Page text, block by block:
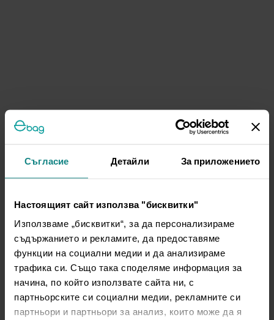
Съгласие Детайли За приложението
Настоящият сайт използва "бисквитки"
Използваме „бисквитки“, за да персонализираме
съдържанието и рекламите, да предоставяме
функции на социални медии и да анализираме
трафика си. Също така споделяме информация за
начина, по който използвате сайта ни, с
партньорските си социални медии, рекламните си
партньори и партньори за анализ, които може да я